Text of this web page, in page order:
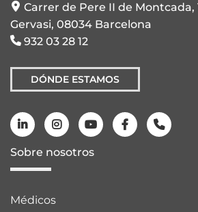
Carrer de Pere II de Montcada,
Gervasi, 08034 Barcelona
932 03 28 12
DÓNDE ESTAMOS
Sobre nosotros
Médicos